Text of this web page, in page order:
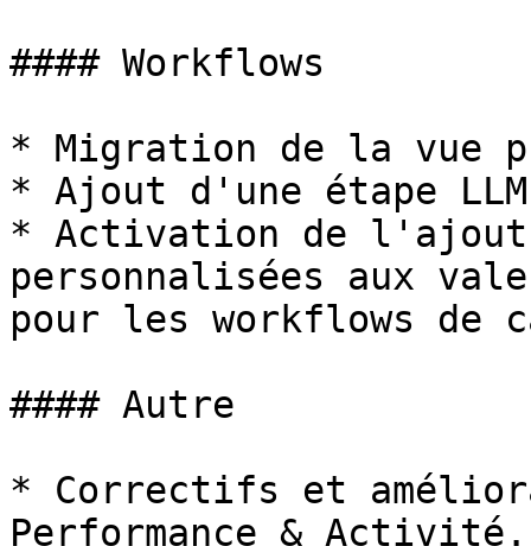
#### Workflows
* Migration de la vue
* Ajout d'une étape
* Activation de l'ajout
personnalisées aux
pour les workflows de
#### Autre
* Correctifs et